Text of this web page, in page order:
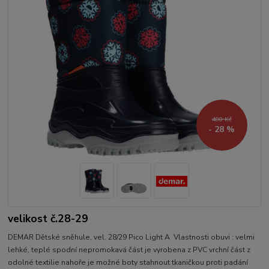
400 Kč
- 28 %
velikost č.28-29
DEMAR Dětské sněhule, vel. 28/29 Pico Light A Vlastnosti obuvi : velmi
lehké, teplé spodní nepromokavá část je vyrobena z PVC vrchní část z
odolné textilie nahoře je možné boty stahnout tkaničkou proti padání